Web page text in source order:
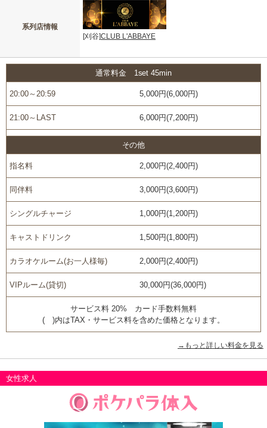
系列店情報
[刈谷]CLUB L'ABBAYE
通常料金 1set 45min
20:00～20:59 5,000円(6,000円)
21:00～LAST 6,000円(7,200円)
その他
指名料 2,000円(2,400円)
同伴料 3,000円(3,600円)
シングルチャージ 1,000円(1,200円)
キャストドリンク 1,500円(1,800円)
カラオケルーム(お一人様毎) 2,000円(2,400円)
VIPルーム(貸切) 30,000円(36,000円)
サービス料 20% カード手数料無料
( )内はTAX・サービス料を含めた価格となります。
→もっと詳しい料金を見る
女性求人